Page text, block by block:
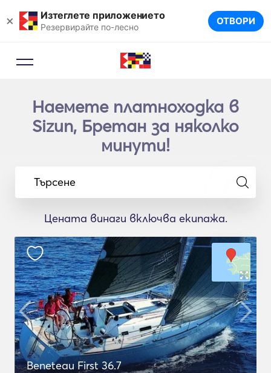
× Изтеглете приложението
Резервирайте по-лесно ОТВОРИ
Наемете платноходка в
Sizun, Бретан за няколко
минути!
Търсене
Цената винаги включва екипажа.
Beneteau First 36.7